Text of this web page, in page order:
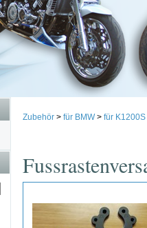
Zubehör > für BMW> für K1200S